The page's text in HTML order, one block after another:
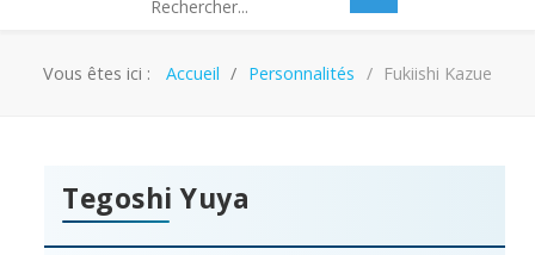
Vous êtes ici : Accueil Personnalités Fukiishi Kazue
Tegoshi Yuya